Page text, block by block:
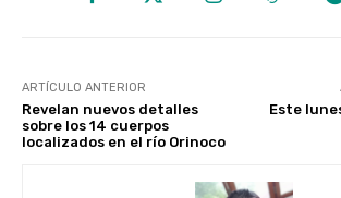
ARTÍCULO ANTERIOR
Revelan nuevos detalles
sobre los 14 cuerpos
localizados en el río Orinoco
Este